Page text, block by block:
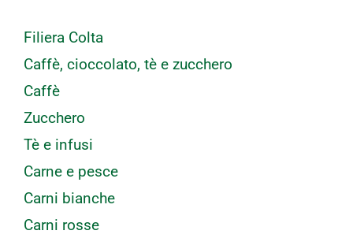
Filiera Colta
Caffè, cioccolato, tè e zucchero
Caffè
Zucchero
Tè e infusi
Carne e pesce
Carni bianche
Carni rosse